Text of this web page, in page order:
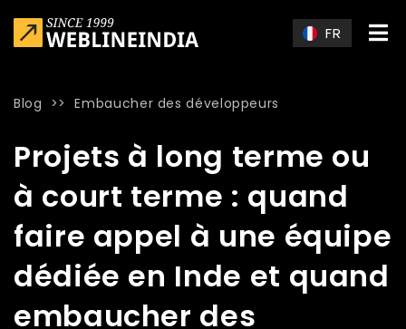
FR
Blog >>Embaucher des développeurs
Projets à long terme ou
à court terme : quand
faire appel à une équipe
dédiée en Inde et quand
embaucher des